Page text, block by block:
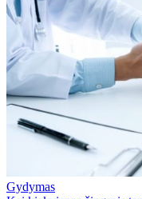
Gydymas